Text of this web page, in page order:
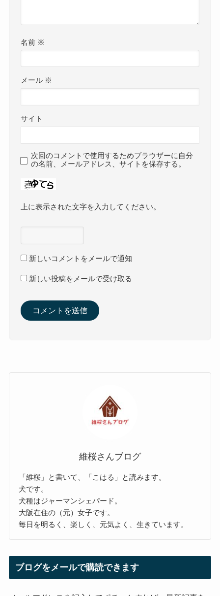
名前 ※
メール ※
サイト
次回のコメントで使用するためブラウザーに自分
の名前、メールアドレス、サイトを保存する。
上に表示された文字を入力してください。
新しいコメントをメールで通知
新しい投稿をメールで受け取る
維桜さんブログ
「維桜」と書いて、「こはる」と読みます。
犬です。
犬種はジャーマンシェパード。
大阪在住の（元）女子です。
毎日を明るく、楽しく、元気よく、生きています。
ブログをメールで購読できます